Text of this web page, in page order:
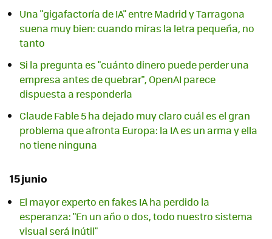
Una "gigafactoría de IA" entre Madrid y Tarragona
suena muy bien: cuando miras la letra pequeña, no
tanto
Si la pregunta es "cuánto dinero puede perder una
empresa antes de quebrar", OpenAI parece
dispuesta a responderla
Claude Fable 5 ha dejado muy claro cuál es el gran
problema que afronta Europa: la IA es un arma y ella
no tiene ninguna
15 junio
El mayor experto en fakes IA ha perdido la
esperanza: "En un año o dos, todo nuestro sistema
visual será inútil"